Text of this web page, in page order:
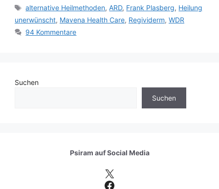
Schlagwörter
alternative Heilmethoden,ARD, Frank Plasberg, Heilung
unerwünscht, Mavena Health Care, Regividerm, WDR
94 Kommentare
Suchen
Suchen
Psiram aufSocial Media
X
Facebook